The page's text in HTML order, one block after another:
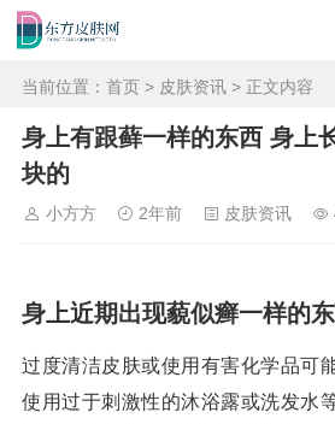
当前位置： 首页 > 皮肤资讯 > 正文内容
身上有跟藓一样的东西 身上
块的
小方方 2年前 皮肤资讯
身上近期出现藐似癣一样的
过度清洁皮肤或使用有害化学品可
使用过于刺激性的沐浴露或洗发水